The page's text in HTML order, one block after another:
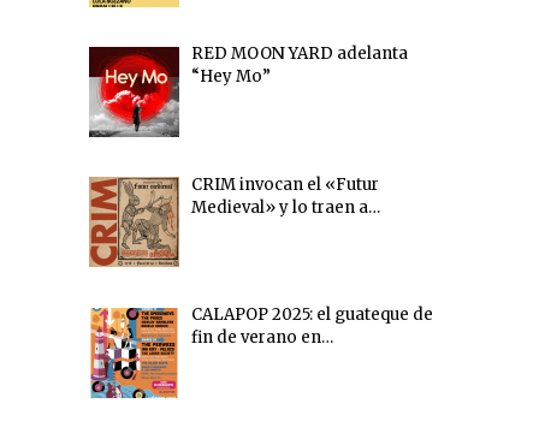
RED MOON YARD adelanta
“Hey Mo”
CRIM invocan el «Futur
Medieval» y lo traen a…
CALAPOP 2025: el guateque de
fin de verano en…